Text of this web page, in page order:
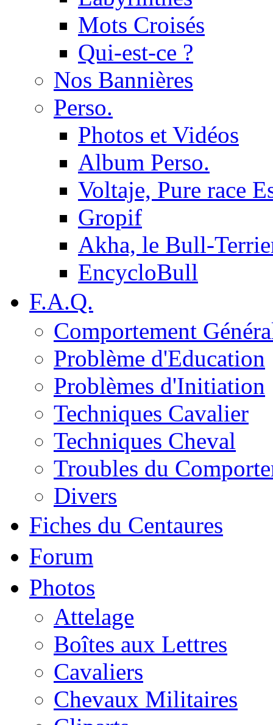
Mots Croisés
Qui-est-ce ?
Nos Bannières
Perso.
Photos et Vidéos
Album Perso.
Voltaje, Pure race
Gropif
Akha, le Bull-
EncycloBull
F.A.Q.
Comportement
Problème d'Education
Problèmes d'Initiation
Techniques Cavalier
Techniques Cheval
Troubles du
Divers
Fiches du Centaures
Forum
Photos
Attelage
Boîtes aux Lettres
Cavaliers
Chevaux Militaires